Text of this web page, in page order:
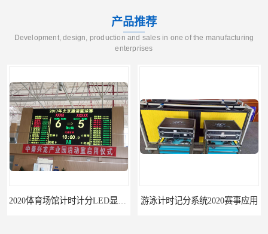
产品推荐
Development, design, production and sales in one of the manufacturing
enterprises
2020体育场馆计时计分LED显示要求 游泳计时记分系统2020赛事应用